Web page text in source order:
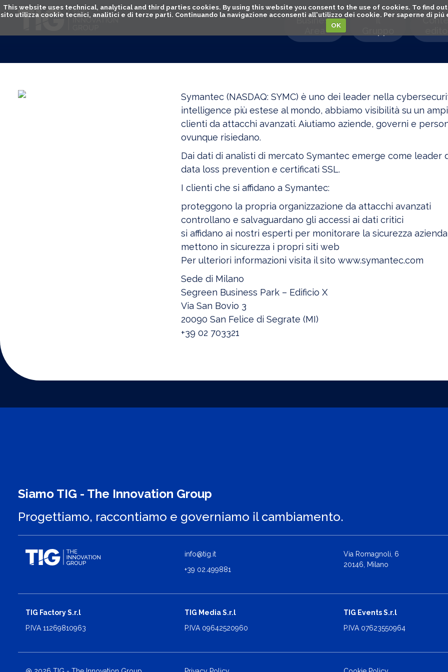
This website uses technical, analytical and third parties cookies. By using this website you consent to the use of cookies. To find
sito utilizza cookie tecnici, analitici e di terze parti. Continuando la navigazione acconsenti all'utilizzo dei cookie. Per saperne di
OK
Business
Il
Symantec (NASDAQ: SYMC) è uno dei leader nella
intelligence più estese al mondo, abbiamo visibilità su un
clienti da attacchi avanzati. Aiutiamo aziende, governi e
ovunque risiedano.
Dai dati di analisti di mercato Symantec emerge come leader
data loss prevention e certificati SSL.
I clienti che si affidano a Symantec:
proteggono la propria organizzazione da attacchi avanzati
controllano e salvaguardano gli accessi ai dati critici
si affidano ai nostri esperti per monitorare la sicurezza
mettono in sicurezza i propri siti web
Per ulteriori informazioni visita il sito www.symantec.com
Sede di Milano
Segreen Business Park – Edificio X
Via San Bovio 3
20090 San Felice di Segrate (MI)
+39 02 703321
Siamo TIG - The Innovation Group
Progettiamo, raccontiamo e governiamo il cambiamento.
info@tig.it
+39 02.499881
Via Romagnoli, 6
20146, Milano
TIG Factory S.r.l
P.IVA 11269810963
TIG Media S.r.l
P.IVA 09642520960
TIG Events S.r.l
P.IVA 07623550964